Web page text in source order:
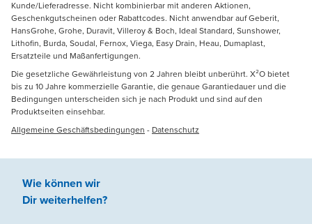
Kunde/Lieferadresse. Nicht kombinierbar mit anderen Aktionen,
Geschenkgutscheinen oder Rabattcodes. Nicht anwendbar auf Geberit,
HansGrohe, Grohe, Duravit, Villeroy & Boch, Ideal Standard, Sunshower,
Lithofin, Burda, Soudal, Fernox, Viega, Easy Drain, Heau, Dumaplast,
Ersatzteile und Maßanfertigungen.
Die gesetzliche Gewährleistung von 2 Jahren bleibt unberührt. X²O bietet
bis zu 10 Jahre kommerzielle Garantie, die genaue Garantiedauer und die
Bedingungen unterscheiden sich je nach Produkt und sind auf den
Produktseiten einsehbar.
Allgemeine Geschäftsbedingungen - Datenschutz
Wie können wir
Dir weiterhelfen?